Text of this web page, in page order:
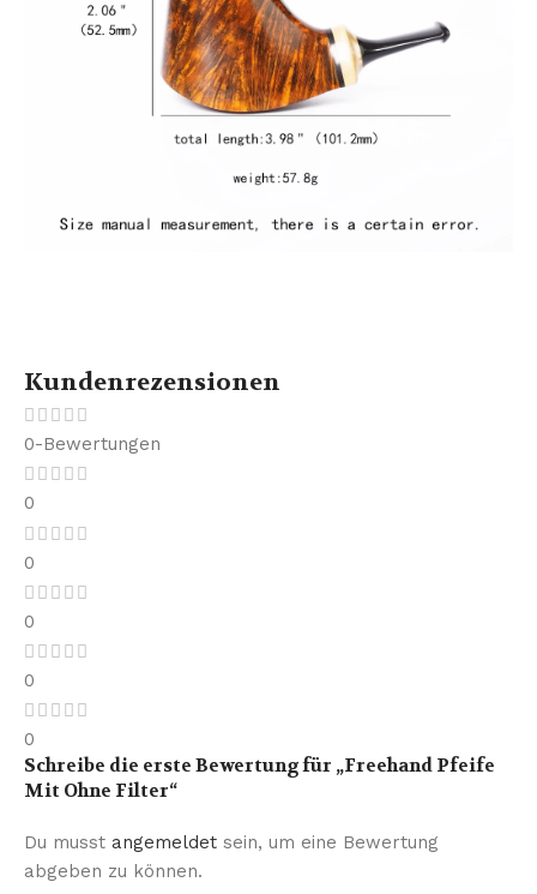
Kundenrezensionen
0-Bewertungen
0
0
0
0
0
Schreibe die erste Bewertung für „Freehand Pfeife
Mit Ohne Filter“
Du musst angemeldet sein, um eine Bewertung
abgeben zu können.